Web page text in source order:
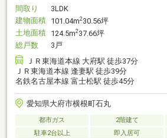
間取り
3LDK
建物面積 101.04m2 30.56坪
土地面積 124.5m2 37.66坪
総戸数
3戸
ＪＲ東海道本線 大府駅 徒歩37分
ＪＲ東海道本線 逢妻駅 徒歩39分
名鉄名古屋本線 富士松駅 徒歩45分
愛知県大府市横根町石丸
都市ガス 2階建て
駐車2台以上
即入居可